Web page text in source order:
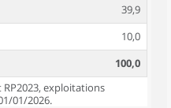
39,9
10,0
100,0
RP2023, exploitations
01/2026.